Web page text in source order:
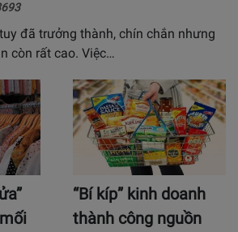
đã trưởng thành, chín chắn nhưng
còn rất cao. Việc…
“Bí kíp” kinh doanh
thành công nguồn